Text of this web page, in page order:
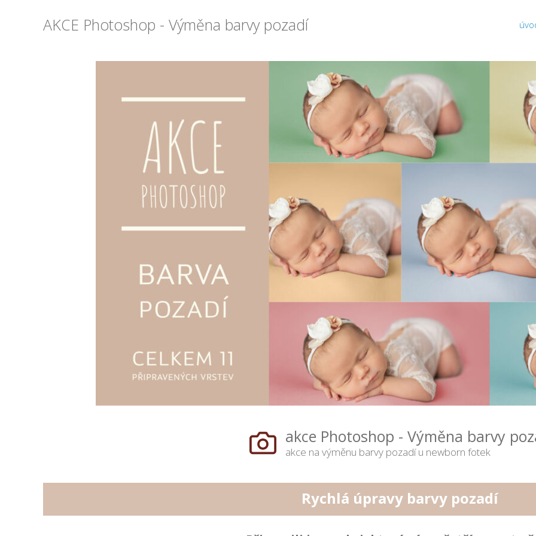
AKCE Photoshop - Výměna barvy pozadí
akce Photoshop - Výměna barvy
akce na výměnu barvy pozadí u newborn fotek
Rychlá úpravy barvy pozadí